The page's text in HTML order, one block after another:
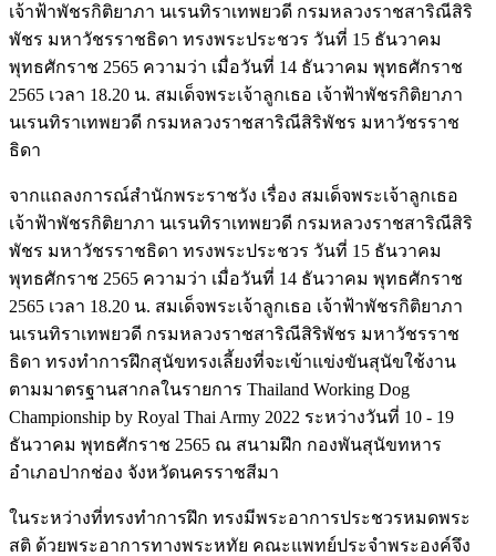
เจ้าฟ้าพัชรกิติยาภา นเรนทิราเทพยวดี กรมหลวงราชสาริณีสิริ
พัชร มหาวัชรราชธิดา ทรงพระประชวร วันที่ 15 ธันวาคม
พุทธศักราช 2565 ความว่า เมื่อวันที่ 14 ธันวาคม พุทธศักราช
2565 เวลา 18.20 น. สมเด็จพระเจ้าลูกเธอ เจ้าฟ้าพัชรกิติยาภา
นเรนทิราเทพยวดี กรมหลวงราชสาริณีสิริพัชร มหาวัชรราช
ธิดา
จากแถลงการณ์สำนักพระราชวัง เรื่อง สมเด็จพระเจ้าลูกเธอ
เจ้าฟ้าพัชรกิติยาภา นเรนทิราเทพยวดี กรมหลวงราชสาริณีสิริ
พัชร มหาวัชรราชธิดา ทรงพระประชวร วันที่ 15 ธันวาคม
พุทธศักราช 2565 ความว่า เมื่อวันที่ 14 ธันวาคม พุทธศักราช
2565 เวลา 18.20 น. สมเด็จพระเจ้าลูกเธอ เจ้าฟ้าพัชรกิติยาภา
นเรนทิราเทพยวดี กรมหลวงราชสาริณีสิริพัชร มหาวัชรราช
ธิดา ทรงทำการฝึกสุนัขทรงเลี้ยงที่จะเข้าแข่งขันสุนัขใช้งาน
ตามมาตรฐานสากลในรายการ Thailand Working Dog
Championship by Royal Thai Army 2022 ระหว่างวันที่ 10 - 19
ธันวาคม พุทธศักราช 2565 ณ สนามฝึก กองพันสุนัขทหาร
อำเภอปากช่อง จังหวัดนครราชสีมา
ในระหว่างที่ทรงทำการฝึก ทรงมีพระอาการประชวรหมดพระ
สติ ด้วยพระอาการทางพระหทัย คณะแพทย์ประจำพระองค์จึง